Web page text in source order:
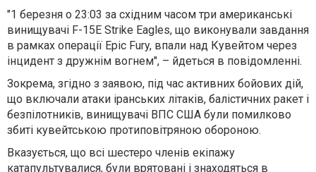
"1 березня о 23:03 за східним часом три американські
винищувачі F-15E Strike Eagles, що виконували завдання
в рамках операції Epic Fury, впали над Кувейтом через
інцидент з дружнім вогнем", – йдеться в повідомленні.
Зокрема, згідно з заявою, під час активних бойових дій,
що включали атаки іранських літаків, балістичних ракет і
безпілотників, винищувачі ВПС США були помилково
збиті кувейтською протиповітряною обороною.
Вказується, що всі шестеро членів екіпажу
катапультувалися, були врятовані і знаходяться в